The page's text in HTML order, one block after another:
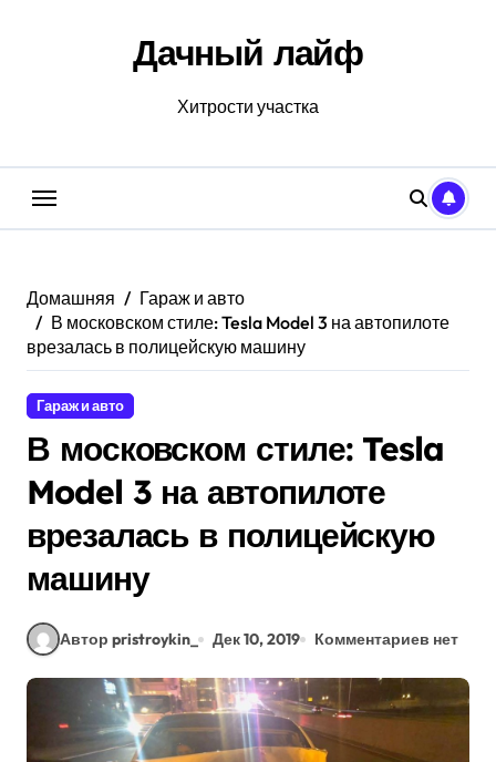
Дачный лайф
Хитрости участка
Домашняя
Гараж и авто
В московском стиле: Tesla Model 3 на автопилоте
врезалась в полицейскую машину
Гараж и авто
В московском стиле: Tesla
Model 3 на автопилоте
врезалась в полицейскую
машину
Автор pristroykin_ Дек 10, 2019 Комментариев нет